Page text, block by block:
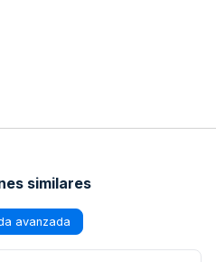
similares
avanzada